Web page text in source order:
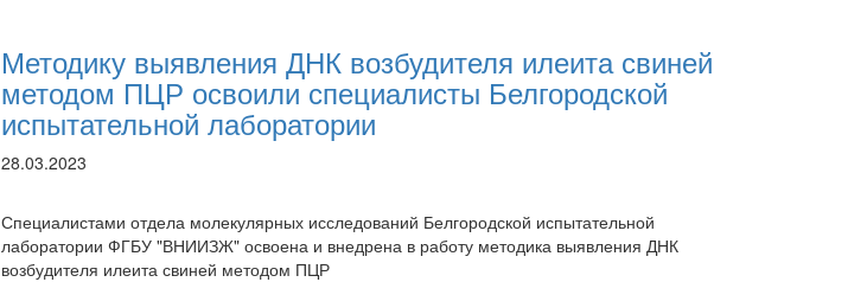
Методику выявления ДНК возбудителя илеита свиней
методом ПЦР освоили специалисты Белгородской
испытательной лаборатории
28.03.2023
Специалистами отдела молекулярных исследований Белгородской испытательной
лаборатории ФГБУ "ВНИИЗЖ" освоена и внедрена в работу методика выявления ДНК
возбудителя илеита свиней методом ПЦР